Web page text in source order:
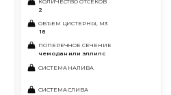
2
ОБЪЕМ ЦИСТЕРНЫ, М3
18
ПОПЕРЕЧНОЕ СЕЧЕНИЕ
чемодан или эллипс
СИСТЕМА НАЛИВА
СИСТЕМА СЛИВА